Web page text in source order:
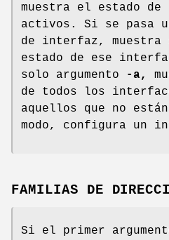
muestra el estado
activos. Si se pasa
de interfaz, muestra
estado de ese
solo argumento
-a,
de todos los
aquellos que no
modo, configura un
FAMILIAS DE
Si el primer